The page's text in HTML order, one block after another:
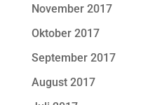
November 2017
Oktober 2017
September 2017
August 2017